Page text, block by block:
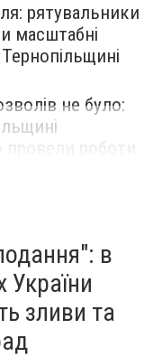
рятувальники
масштабні
не було:
провели роботи
в
України
зливи та